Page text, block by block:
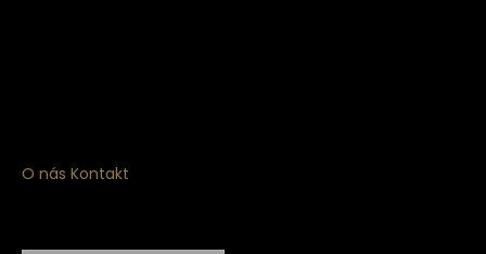
O nás Kontakt